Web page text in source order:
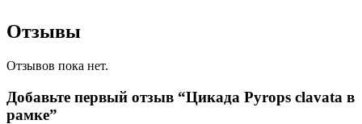
Отзывы
Отзывов пока нет.
Добавьте первый отзыв “Цикада Pyrops clavata в
рамке”